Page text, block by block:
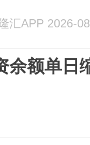
汇APP 2026-
余额单日